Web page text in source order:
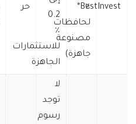
BestInvest*
٪
لحافظات
مصنوعة
جاهزة)
0.2
٪
للاستثمارات
الجاهزة
حر
لا
توجد
رسوم